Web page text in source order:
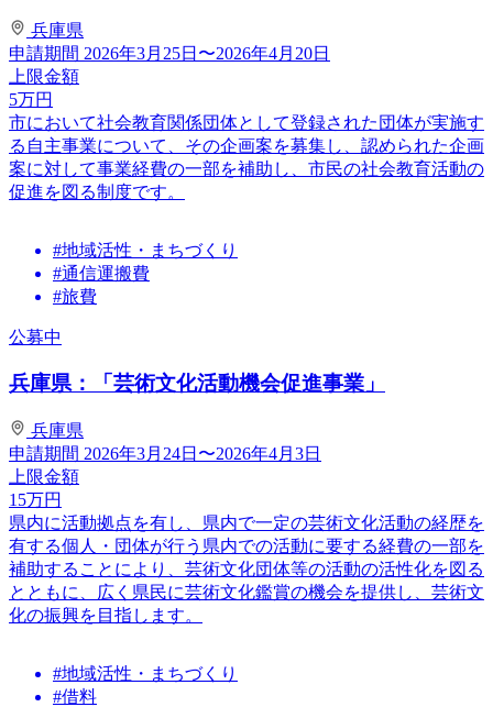
兵庫県
申請期間 2026年3月25日〜2026年4月20日
上限金額
5万円
市において社会教育関係団体として登録された団体が実施す
る自主事業について、その企画案を募集し、認められた企画
案に対して事業経費の一部を補助し、市民の社会教育活動の
促進を図る制度です。
#地域活性・まちづくり
#通信運搬費
#旅費
公募中
兵庫県：「芸術文化活動機会促進事業」
兵庫県
申請期間 2026年3月24日〜2026年4月3日
上限金額
15万円
県内に活動拠点を有し、県内で一定の芸術文化活動の経歴を
有する個人・団体が行う県内での活動に要する経費の一部を
補助することにより、芸術文化団体等の活動の活性化を図る
とともに、広く県民に芸術文化鑑賞の機会を提供し、芸術文
化の振興を目指します。
#地域活性・まちづくり
#借料